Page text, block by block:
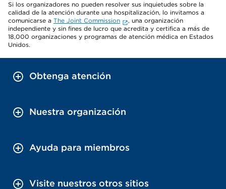
Si los organizadores no pueden resolver sus inquietudes sobre la
calidad de la atención durante una hospitalización, lo invitamos a
comunicarse a The Joint Commission
, una organización
independiente y sin fines de lucro que acredita y certifica a más de
18,000 organizaciones y programas de atención médica en Estados
Unidos.
Obtenga atención
Nuestra organización
Ayuda para miembros
Visite nuestros otros sitios